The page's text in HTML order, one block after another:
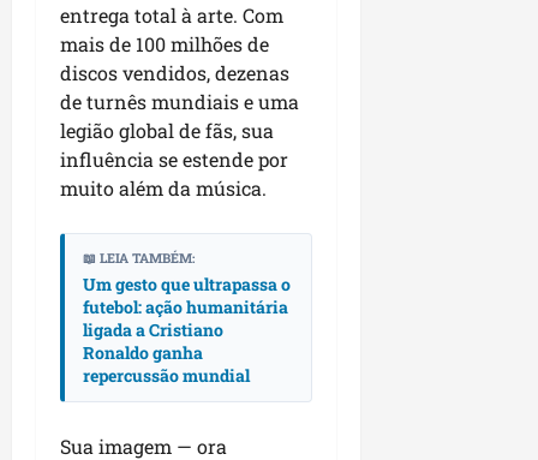
entrega total à arte. Com
mais de 100 milhões de
discos vendidos, dezenas
de turnês mundiais e uma
legião global de fãs, sua
influência se estende por
muito além da música.
📖 LEIA TAMBÉM:
Um gesto que ultrapassa o
futebol: ação humanitária
ligada a Cristiano
Ronaldo ganha
repercussão mundial
Sua imagem — ora